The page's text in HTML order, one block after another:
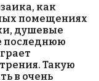
как
помещениях
душевые
последнюю
Такую
в очень